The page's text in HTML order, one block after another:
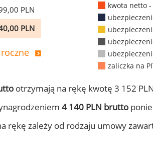
PLN
PLN
kwota netto -
zaliczka na
otrzymają na rękę kwotę 3 152
4 140 PLN brutto
zależy od rodzaju umowy